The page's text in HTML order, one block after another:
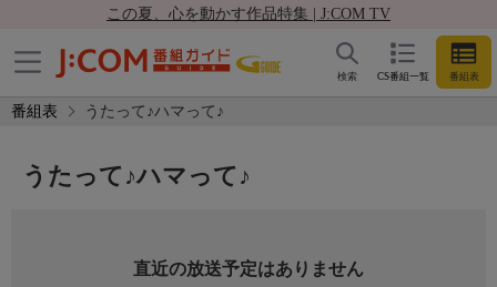
この夏、心を動かす作品特集 | J:COM TV
CS番組一覧 番組表
検索
番組表 うたって♪ハマって♪
うたって♪ハマって♪
直近の放送予定はありません